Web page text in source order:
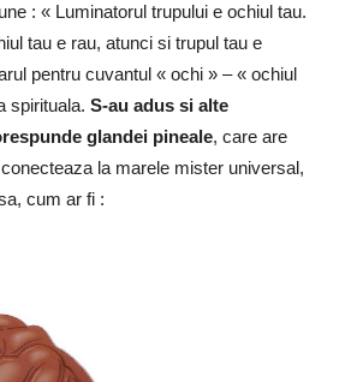
: « Luminatorul trupului e ochiul tau.
tau e rau, atunci si trupul tau e
pentru cuvantul « ochi » – « ochiul
spirituala. S-au adus si alte
glandei pineale, care are
la marele mister universal,
cum ar fi :